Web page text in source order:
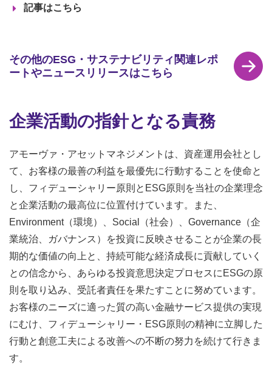
記事はこちら
その他のESG・サステナビリティ関連レポ
ートやニュースリリースはこちら
企業活動の指針となる責務
アモーヴァ・アセットマネジメントは、資産運用会社とし
て、お客様の最善の利益を最優先に行動することを使命と
し、フィデューシャリー原則とESG原則を当社の企業理念
と企業活動の最高位に位置付けています。また、
Environment（環境）、Social（社会）、Governance（企
業統治、ガバナンス）を投資に反映させることが企業の長
期的な価値の向上と、持続可能な経済成長に貢献していく
との信念から、あらゆる投資意思決定プロセスにESGの原
則を取り込み、受託者責任を果たすことに努めています。
お客様のニーズに適った質の高い金融サービス提供の実現
にむけ、フィデューシャリー・ESG原則の精神に立脚した
行動と創意工夫による改善への不断の努力を続けて行きま
す。